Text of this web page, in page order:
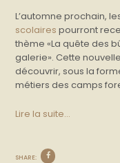
L’automne prochain,
scolaires pourront
thème «La quête des
galerie». Cette
découvrir, sous la
métiers des camps
Lire la suite…
SHARE: